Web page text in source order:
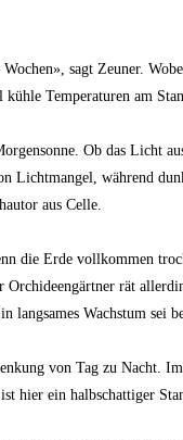
sagt Zeuner.
kühle Temperaturen am
Ob das Licht
Lichtmangel, während
aus Celle.
die Erde vollkommen
Orchideengärtner rät
langsames Wachstum sei
von Tag zu Nacht.
hier ein halbschattiger